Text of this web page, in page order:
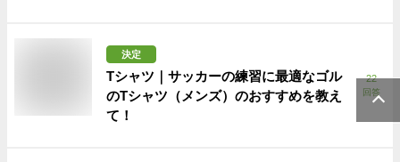
決定
Tシャツ｜サッカーの練習に最適なゴル
のTシャツ（メンズ）のおすすめを教え
て！
22
回答